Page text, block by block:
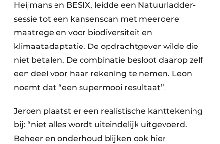
Heijmans en BESIX, leidde een Natuurladder-
sessie tot een kansenscan met meerdere
maatregelen voor biodiversiteit en
klimaatadaptatie. De opdrachtgever wilde die
niet betalen. De combinatie besloot daarop zelf
een deel voor haar rekening te nemen. Leon
noemt dat “een supermooi resultaat”.
Jeroen plaatst er een realistische kanttekening
bij: “niet alles wordt uiteindelijk uitgevoerd.
Beheer en onderhoud blijken ook hier